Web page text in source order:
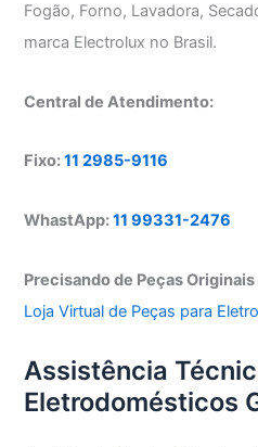
Fogão, Forno, Lavadora,
marca Electrolux no Brasil.
Central de Atendimento:
Fixo:11 2985-9116
WhastApp:11 99331-2476
Precisando de Peças
Loja Virtual de Peças para
Assistência
Eletrodomésticos